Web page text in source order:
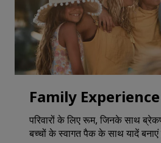
Family Experience
परिवारों के लिए रूम, जिनके साथ
बच्चों के स्वागत पैक के साथ यादें